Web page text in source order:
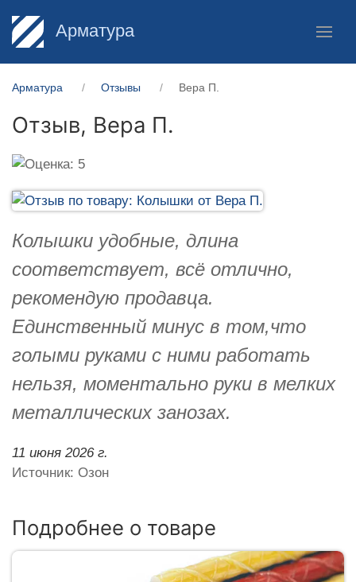
Арматура
Арматура Отзывы Вера П.
Отзыв, Вера П.
Колышки удобные, длина
соответствует, всё отлично,
рекомендую продавца.
Единственный минус в том,что
голыми руками с ними работать
нельзя, моментально руки в мелких
металлических занозах.
11 июня 2026 г.
Источник: Озон
Подробнее о товаре